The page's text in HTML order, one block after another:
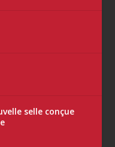
selle conçue